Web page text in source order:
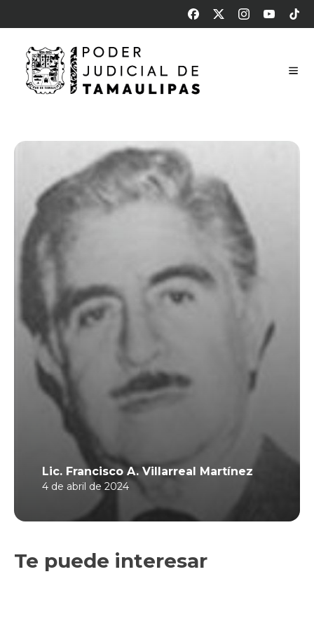
Lic. Francisco A. Villarreal Martínez
4 de abril de 2024
Te puede interesar